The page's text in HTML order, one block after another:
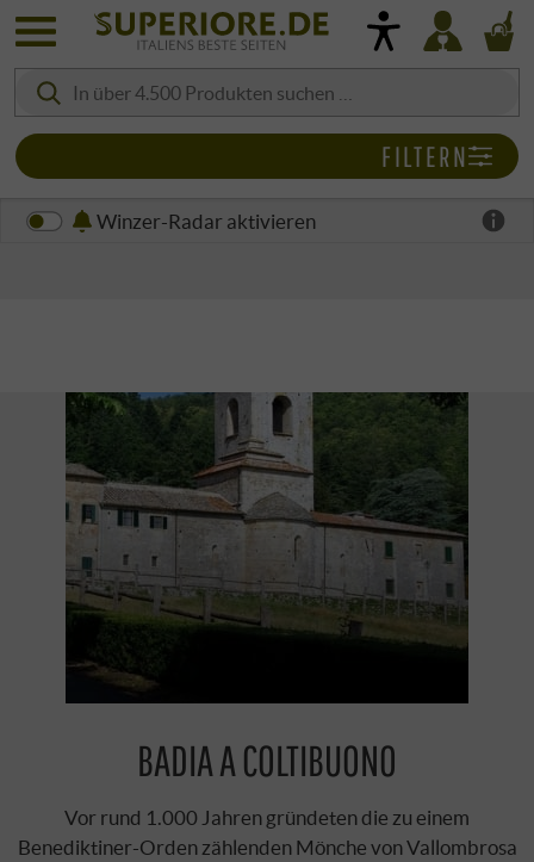
Winzer-Radar aktivieren
BADIA A COLTIBUONO
Vor rund 1.000 Jahren gründeten die zu einem
Benediktiner-Orden zählenden Mönche von Vallombrosa
FILTERN